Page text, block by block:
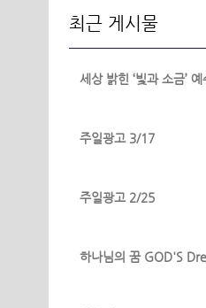
최근 게시물
세상 밝힌 ‘빛과 소금’
주일광고 3/17
주일광고 2/25
하나님의 꿈 GOD'S